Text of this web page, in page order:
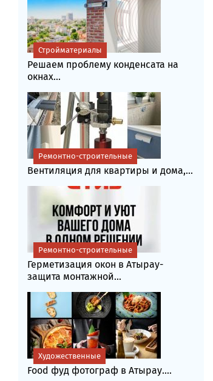
Решаем проблему конденсата на
окнах...
Стройматериалы
Вентиляция для квартиры и дома,...
Ремонтно-строительные
Герметизация окон в Атырау-
защита монтажной...
Ремонтно-строительные
Food фуд фотограф в Атырау....
Художественные